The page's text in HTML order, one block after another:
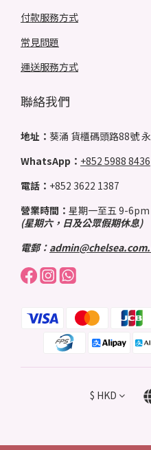
付款服務方式
常見問題
運送服務方式
聯絡我們
地址： 葵涌 貨櫃碼頭路88號
WhatsApp： +852 5988 8436
電話： +852 3622 1387
營業時間： 星期一至五 9-6pm
(星期六，日及公眾假期休息)
電郵：
$ HKD